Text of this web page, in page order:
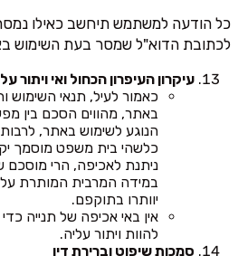
כל הודעה למשתמש תיחשב כאילו
לכתובת הדוא"ל שמסר בעת השימוש
עיקרון העיפרון הכחול ואי ויתור
כאמור לעיל, תנאי השימוש
באתר, מהווים הסכם בין
הנוגע לשימוש באתר,
כלשהי בית משפט מוסמך
ניתנת לאכיפה, הרי
במידה המרבית המותרת על
יוותרו בתוקפם.
אין באי אכיפה של תנייה
להוות ויתור עליה.
סמכות שיפוט וברירת דין